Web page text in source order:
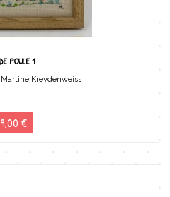
POULE 1
Kreydenweiss
€